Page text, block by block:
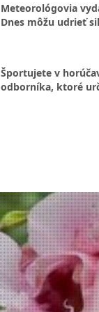
Meteorológovia
Dnes môžu udrieť
Športujete v
odborníka, ktoré